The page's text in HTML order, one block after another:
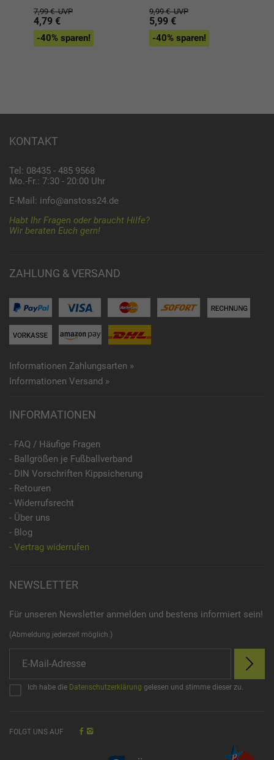
7,99 €UVP
4,79 €
-40% sparen!
9,99 €UVP
5,99 €
-40% sparen!
KONTAKT
Tel: 08435 - 485 9568
Mo.-Fr.: 7:30 - 20:00 Uhr
E-Mail: info@anstoss24.de
Habt Ihr Fragen oder braucht Hilfe?
Wir beraten Euch gern!
ZAHLUNG & VERSAND
Informationen Zahlungsarten »
Informationen Versand »
INFORMATIONEN
- FAQ / Häufige Fragen
- Ballgrößen je Fußballverband
- DIN Vorschriften Kippsicherung
- Retouren
- Widerrufsrecht
- Über uns
- Blog
- Vertrag widerrufen
NEWSLETTER
Für unseren Newsletter anmelden und bestens informiert sein!
(Abmeldung jederzeit möglich.)
Ich habe die Datenschutzerklärung gelesen und stimme dieser zu.
FOLGT UNS AUF